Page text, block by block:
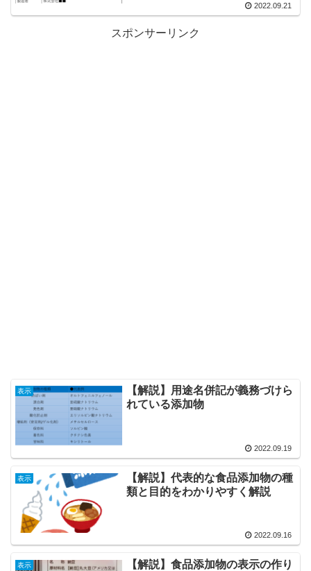
2022.09.21
スポンサーリンク
表示
【解説】用途名併記が義務づけら
れている添加物
2022.09.19
表示
【解説】代表的な食品添加物の種
類と目的をわかりやすく解説
2022.09.16
表示
【解説】食品添加物の表示の作り